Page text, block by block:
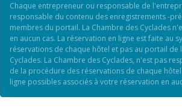
Chaque entrepreneur ou responsable de
responsable du contenu des enregistrements -
membres du portail. La Chambre des Cyclades
en aucun cas. La réservation en ligne est faite au
réservations de chaque hôtel et pas au portail de
Cyclades. La Chambre des Cyclades, n'est pas
de la procédure des réservations de chaque
ligne possibles associés à votre réservation en